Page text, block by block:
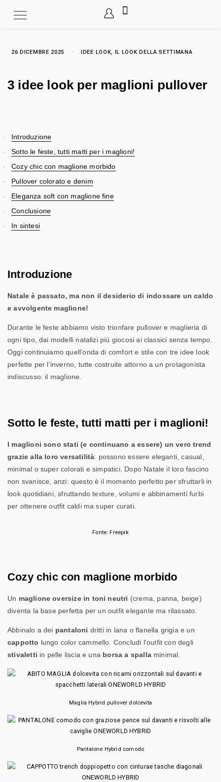
26 DICEMBRE 2025 IDEE LOOK, IL LOOK DELLA SETTIMANA
3 idee look per maglioni pullover
Introduzione
Sotto le feste, tutti matti per i maglioni!
Cozy chic con maglione morbido
Pullover colorato e denim
Eleganza soft con maglione fine
Conclusione
In sintesi
Introduzione
Natale è passato, ma non il desiderio di indossare un caldo
e avvolgente maglione!
Durante le feste abbiamo visto trionfare pullover e maglieria di
ogni tipo, dai modelli natalizi più giocosi ai classici senza tempo.
Oggi continuiamo quell’onda di comfort e stile con tre idee look
perfette per l’inverno, tutte costruite attorno a un protagonista
indiscusso: il maglione.
Sotto le feste, tutti matti per i maglioni!
I maglioni sono stati (e continuano a essere) un vero trend
grazie alla loro versatilità: possono essere eleganti, casual,
minimal o super colorati e simpatici. Dopo Natale il loro fascino
non svanisce, anzi: questo è il momento perfetto per sfruttarli in
look quotidiani, sfruttando texture, volumi e abbinamenti furbi
per ottenere outfit caldi ma super curati.
Fonte: Freepik
Cozy chic con maglione morbido
Un maglione oversize in toni neutri (crema, panna, beige)
diventa la base perfetta per un outfit elegante ma rilassato.
Abbinalo a dei pantaloni dritti in lana o flanella grigia e un
cappotto lungo color cammello. Concludi l’outfit con degli
stivaletti in pelle liscia e una borsa a spallaminimal.
Maglia Hybrid pullover dolcevita
Pantalone Hybrid comodo